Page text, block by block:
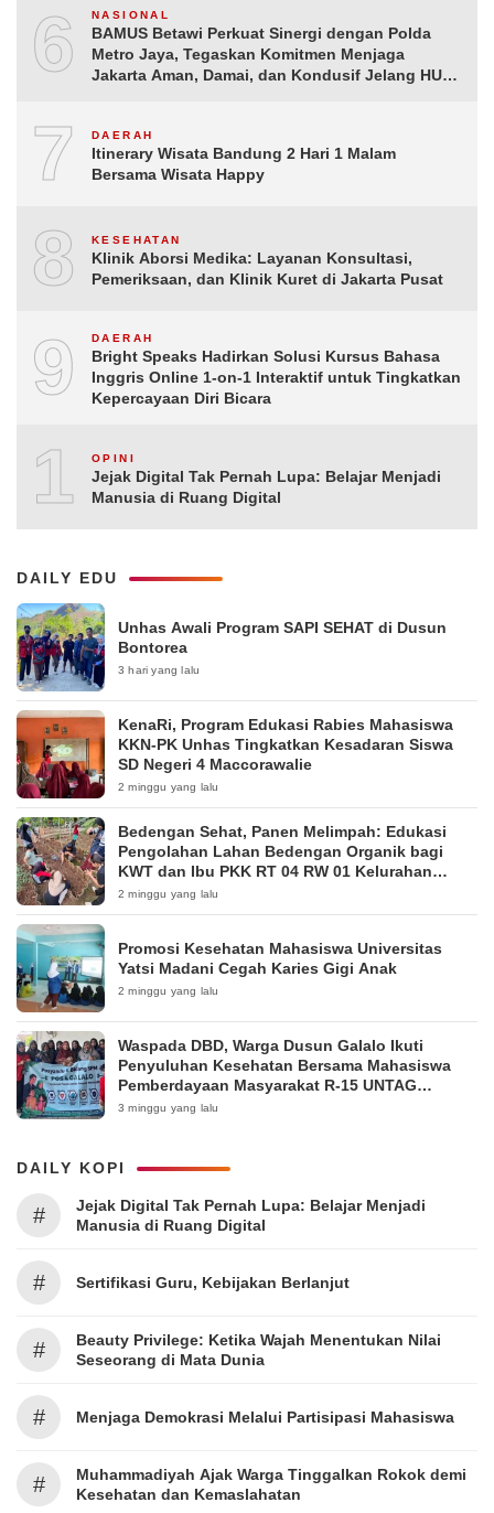
6 NASIONAL
BAMUS Betawi Perkuat Sinergi dengan Polda
Metro Jaya, Tegaskan Komitmen Menjaga
Jakarta Aman, Damai, dan Kondusif Jelang HUT
7 DAERAH
Itinerary Wisata Bandung 2 Hari 1 Malam
Bersama Wisata Happy
8 KESEHATAN
Klinik Aborsi Medika: Layanan Konsultasi,
Pemeriksaan, dan Klinik Kuret di Jakarta Pusat
9 DAERAH
Bright Speaks Hadirkan Solusi Kursus Bahasa
Inggris Online 1-on-1 Interaktif untuk Tingkatkan
Kepercayaan Diri Bicara
10
OPINI
Jejak Digital Tak Pernah Lupa: Belajar Menjadi
Manusia di Ruang Digital
DAILY EDU
Unhas Awali Program SAPI SEHAT di Dusun
Bontorea
3 hari yang lalu
KenaRi, Program Edukasi Rabies Mahasiswa
KKN-PK Unhas Tingkatkan Kesadaran Siswa
SD Negeri 4 Maccorawalie
2 minggu yang lalu
Bedengan Sehat, Panen Melimpah: Edukasi
Pengolahan Lahan Bedengan Organik bagi
KWT dan Ibu PKK RT 04 RW 01 Kelurahan
Pakintelan
2 minggu yang lalu
Promosi Kesehatan Mahasiswa Universitas
Yatsi Madani Cegah Karies Gigi Anak
2 minggu yang lalu
Waspada DBD, Warga Dusun Galalo Ikuti
Penyuluhan Kesehatan Bersama Mahasiswa
Pemberdayaan Masyarakat R-15 UNTAG
Surabaya 2026
3 minggu yang lalu
DAILY KOPI
#
Jejak Digital Tak Pernah Lupa: Belajar Menjadi
Manusia di Ruang Digital
# Sertifikasi Guru, Kebijakan Berlanjut
#
Beauty Privilege: Ketika Wajah Menentukan Nilai
Seseorang di Mata Dunia
# Menjaga Demokrasi Melalui Partisipasi Mahasiswa
#
Muhammadiyah Ajak Warga Tinggalkan Rokok demi
Kesehatan dan Kemaslahatan